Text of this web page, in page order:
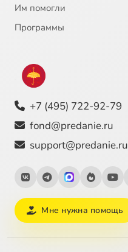
Им помогли
Программы
+7 (495) 722-92-79
fond@predanie.ru
support@predanie.ru
Мне нужна помощь